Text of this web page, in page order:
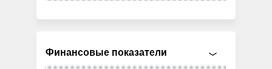
Финансовые показатели